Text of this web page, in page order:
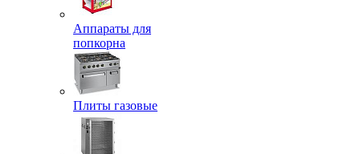
Аппараты для
попкорна
Плиты газовые